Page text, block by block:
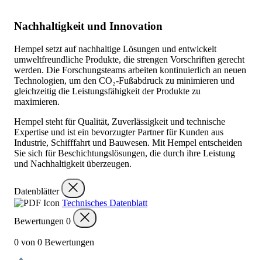
Nachhaltigkeit und Innovation
Hempel setzt auf nachhaltige Lösungen und entwickelt
umweltfreundliche Produkte, die strengen Vorschriften gerecht
werden. Die Forschungsteams arbeiten kontinuierlich an neuen
Technologien, um den CO₂-Fußabdruck zu minimieren und
gleichzeitig die Leistungsfähigkeit der Produkte zu
maximieren.
Hempel steht für Qualität, Zuverlässigkeit und technische
Expertise und ist ein bevorzugter Partner für Kunden aus
Industrie, Schifffahrt und Bauwesen. Mit Hempel entscheiden
Sie sich für Beschichtungslösungen, die durch ihre Leistung
und Nachhaltigkeit überzeugen.
Datenblätter
Technisches Datenblatt
Bewertungen 0
0 von 0 Bewertungen